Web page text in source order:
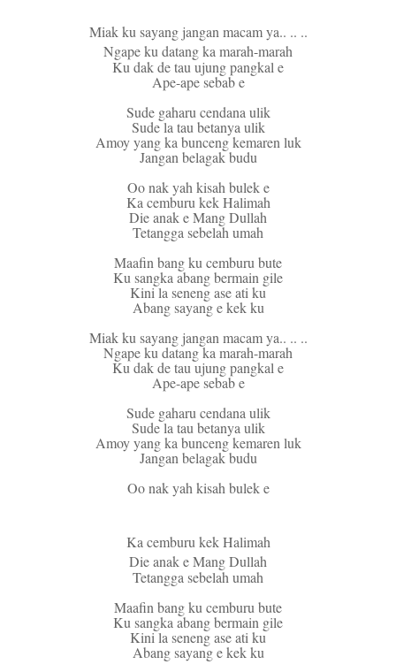
Miak ku sayang jangan macam ya.. .. ..
Ngape ku datang ka marah-marah
Ku dak de tau ujung pangkal e
Ape-ape sebab e
Sude gaharu cendana ulik
Sude la tau betanya ulik
Amoy yang ka bunceng kemaren luk
Jangan belagak budu
Oo nak yah kisah bulek e
Ka cemburu kek Halimah
Die anak e Mang Dullah
Tetangga sebelah umah
Maafin bang ku cemburu bute
Ku sangka abang bermain gile
Kini la seneng ase ati ku
Abang sayang e kek ku
Miak ku sayang jangan macam ya.. .. ..
Ngape ku datang ka marah-marah
Ku dak de tau ujung pangkal e
Ape-ape sebab e
Sude gaharu cendana ulik
Sude la tau betanya ulik
Amoy yang ka bunceng kemaren luk
Jangan belagak budu
Oo nak yah kisah bulek e
Ka cemburu kek Halimah
Die anak e Mang Dullah
Tetangga sebelah umah
Maafin bang ku cemburu bute
Ku sangka abang bermain gile
Kini la seneng ase ati ku
Abang sayang e kek ku